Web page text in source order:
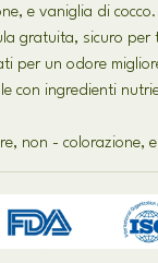
e vaniglia di cocco.
gratuita, sicuro per
per un odore
con ingredienti
non - colorazione,